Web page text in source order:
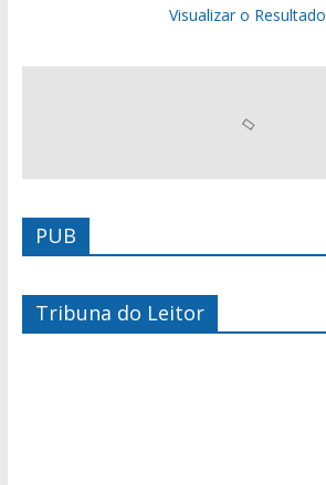
Visualizar o Resultado
PUB
Tribuna do Leitor